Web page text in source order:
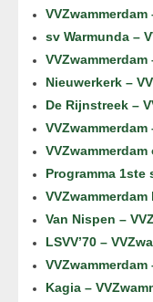
sv Warmunda –
Nieuwerkerk –
De Rijnstreek –
Programma 1ste
Van Nispen –
LSVV’70 –
Kagia –